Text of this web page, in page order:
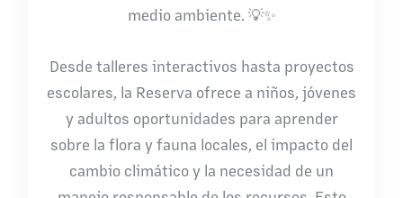
medio ambiente. 💡✨
Desde talleres interactivos hasta proyectos
escolares, la Reserva ofrece a niños, jóvenes
y adultos oportunidades para aprender
sobre la flora y fauna locales, el impacto del
cambio climático y la necesidad de un